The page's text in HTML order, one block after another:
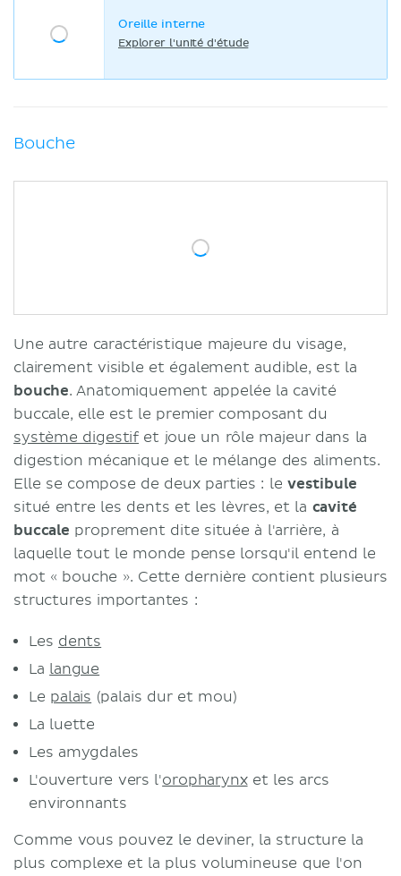
Oreille interne
Explorer l'unité d'étude
Bouche
Une autre caractéristique majeure du visage,
clairement visible et également audible, est la
bouche. Anatomiquement appelée la cavité
buccale, elle est le premier composant du
système digestif et joue un rôle majeur dans la
digestion mécanique et le mélange des aliments.
Elle se compose de deux parties : le vestibule
situé entre les dents et les lèvres, et la cavité
buccale proprement dite située à l'arrière, à
laquelle tout le monde pense lorsqu'il entend le
mot « bouche ». Cette dernière contient plusieurs
structures importantes :
Les dents
La langue
Le palais (palais dur et mou)
La luette
Les amygdales
L'ouverture vers l'oropharynxet les arcs
environnants
Comme vous pouvez le deviner, la structure la
plus complexe et la plus volumineuse que l'on